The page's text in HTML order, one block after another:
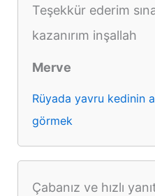
Teşekkür ederim
kazanırım inşallah
Merve
Rüyada yavru kedinin
görmek
Çabanız ve hızlı